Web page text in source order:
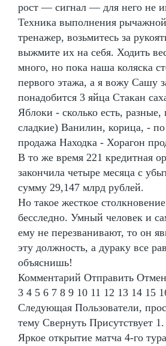
рост — сигнал — для него не
Техника выполнения рычажной
тренажер, возьмитесь за
выжмите их на себя. Ходить
много, но пока наша коляска
первого этажа, а я вожу Сашу
понадобится 3 яйца Стакан
Яблоки - сколько есть,
сладкие) Ванилин, корица, -
продажа Находка - Хорагон
В то же время 221 кредитная
закончила четыре месяца с
сумму 29,147 млрд рублей.
Но такое жесткое
бесследно. Умный человек и
ему не перезванивают, то он
эту должность, а дураку все
объяснишь!
Комментарий Отправить
3 4 5 6 7 8 9 10 11 12 13 14 15
Следующая Пользователи,
тему Свернуть Присутствует 1.
Яркое открытие матча 4-го